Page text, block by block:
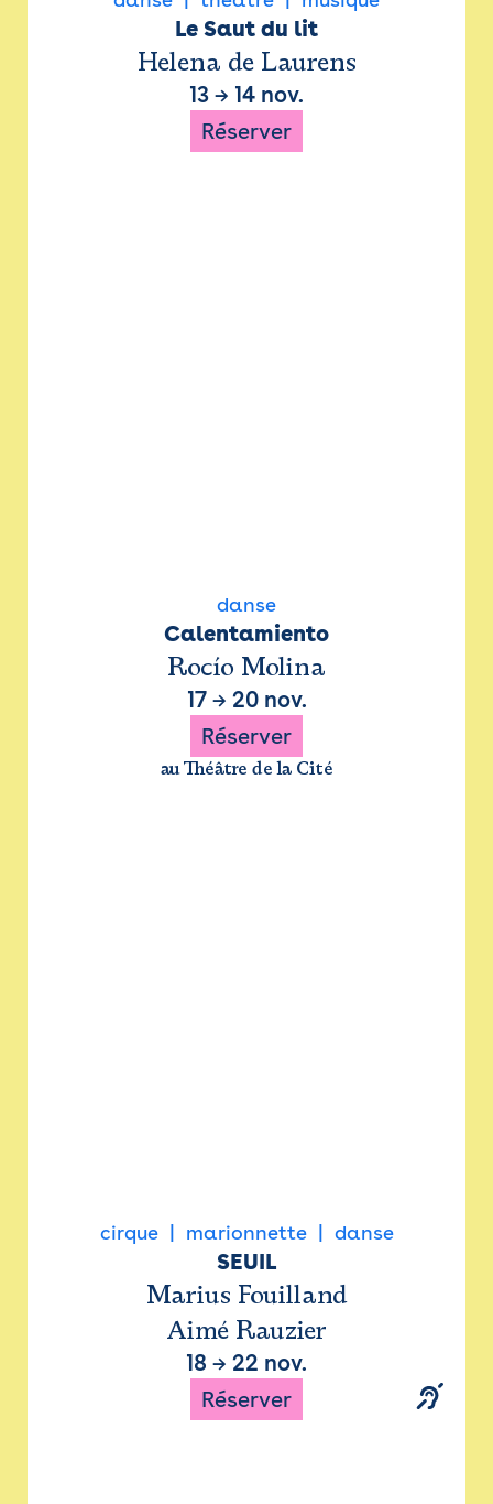
Le Saut du lit
Helena de Laurens
13 → 14 nov.
Réserver
danse
Calentamiento
Rocío Molina
17→ 20 nov.
Réserver
au Théâtre de la Cité
cirque marionnette danse
SEUIL
Marius Fouilland
Aimé Rauzier
18 → 22 nov.
Réserver